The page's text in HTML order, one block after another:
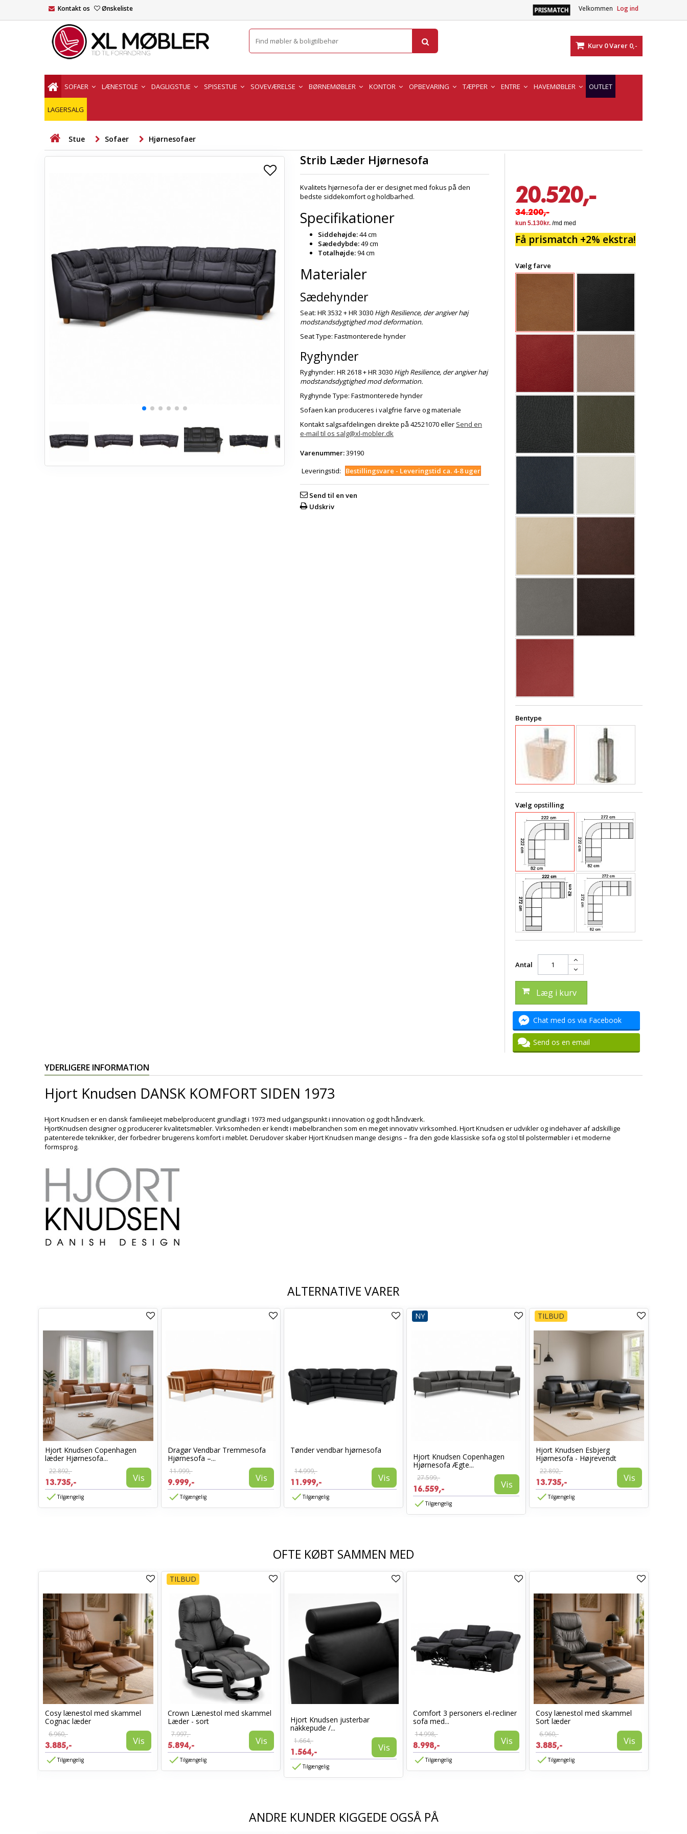
Velkommen Log ind
Kontakt os Ønskeliste
Kurv 0Varer 0,-
SOFAER LÆNESTOLE DAGLIGSTUE SPISESTUE SOVEVÆRELSE BØRNEMØBLER KONTOR OPBEVARING TÆPPER ENTRE HAVEMØBLER OUTLET
LAGERSALG
Stue Sofaer Hjørnesofaer
Strib Læder Hjørnesofa
Kvalitets hjørnesofa der er designet med fokus på den
bedste siddekomfort og holdbarhed.
Specifikationer
Siddehøjde:44 cm
Sædedybde:49 cm
Totalhøjde:94 cm
Materialer
Sædehynder
Seat: HR 3532 + HR 3030 High Resilience, der angiver høj
modstandsdygtighed mod deformation.
Seat Type: Fastmonterede hynder
Ryghynder
Ryghynder: HR 2618 + HR 3030 High Resilience, der angiver høj
modstandsdygtighed mod deformation.
Ryghynde Type: Fastmonterede hynder
Sofaen kan produceres i valgfrie farve og materiale
Kontakt salgsafdelingen direkte på 42521070 eller Send en
e-mail til os salg@xl-mobler.dk
Varenummer:39190
Leveringstid:
Bestillingsvare - Leveringstid ca. 4-8 uger
Send til en ven
Udskriv
20.520,-
34.200,-
Få prismatch +2% ekstra!
Vælg farve
Bentype
Vælg opstilling
Antal
Læg i kurv
Chat med os via Facebook
Send os en email
YDERLIGERE INFORMATION
Hjort Knudsen DANSK KOMFORT SIDEN 1973
Hjort Knudsen er en dansk familieejet møbelproducent grundlagt i 1973 med udgangspunkt i innovation og godt håndværk.
HjortKnudsen designer og producerer kvalitetsmøbler. Virksomheden er kendt i møbelbranchen som en meget innovativ virksomhed. Hjort Knudsen er udvikler og indehaver af adskillige
patenterede teknikker, der forbedrer brugerens komfort i møblet. Derudover skaber Hjort Knudsen mange designs – fra den gode klassiske sofa og stol til polstermøbler i et moderne
formsprog.
ALTERNATIVE VARER
Hjort Knudsen Copenhagen
læder Hjørnesofa...
22.892,-
13.735,- Vis
Tilgængelig
Dragør Vendbar Tremmesofa
Hjørnesofa –...
11.999,-
9.999,- Vis
Tilgængelig
Tønder vendbar hjørnesofa
14.999,-
11.999,- Vis
Tilgængelig
NY
Hjort Knudsen Copenhagen
Hjørnesofa Ægte...
27.599,-
16.559,- Vis
Tilgængelig
TILBUD
Hjort Knudsen Esbjerg
Hjørnesofa - Højrevendt
22.892,-
13.735,- Vis
Tilgængelig
OFTE KØBT SAMMEN MED
Cosy lænestol med skammel
Cognac læder
6.960,-
3.885,- Vis
Tilgængelig
TILBUD
Crown Lænestol med skammel
Læder - sort
7.997,-
5.894,- Vis
Tilgængelig
Hjort Knudsen justerbar
nakkepude /...
1.664,-
1.564,- Vis
Tilgængelig
Comfort 3 personers el-recliner
sofa med...
14.998,-
8.998,- Vis
Tilgængelig
Cosy lænestol med skammel
Sort læder
6.960,-
3.885,- Vis
Tilgængelig
ANDRE KUNDER KIGGEDE OGSÅ PÅ